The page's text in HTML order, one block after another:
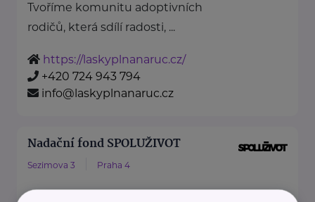
Tvoříme komunitu adoptivních
rodičů, která sdílí radosti, ...
https://laskyplnanaruc.cz/
+420 724 943 794
info@laskyplnanaruc.cz
Nadační fond SPOLUŽIVOT
Sezimova 3 Praha 4